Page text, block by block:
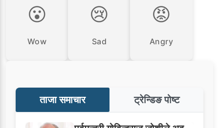
😮
Wow
😢
Sad
😡
Angry
ताजा समाचार ट्रेन्डिङ पोष्ट